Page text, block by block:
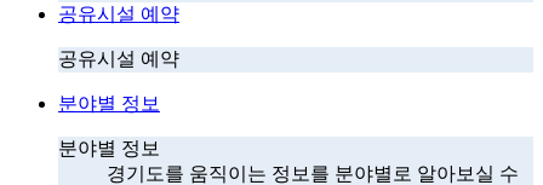
공유시설 예약
공유시설 예약
분야별 정보
분야별 정보
경기도를 움직이는 정보를 분야별로 알아보실 수